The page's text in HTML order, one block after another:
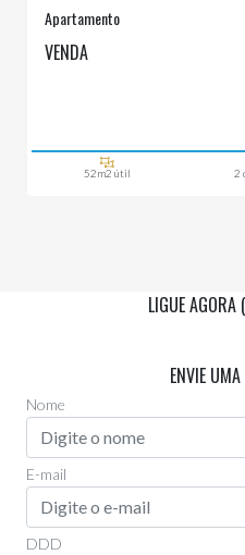
Apartamento
VENDA
52m2 útil 2
LIGUE
ENVIE
Nome
E-mail
DDD